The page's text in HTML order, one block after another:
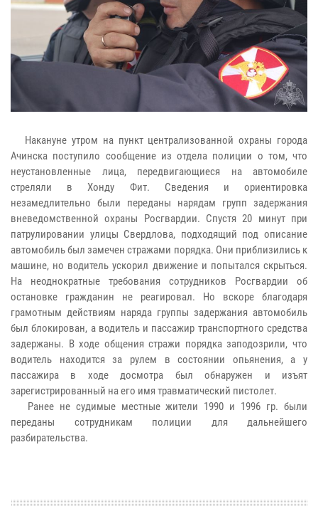
Накануне утром на пункт централизованной охраны города
Ачинска поступило сообщение из отдела полиции о том, что
неустановленные лица, передвигающиеся на автомобиле
стреляли в Хонду Фит. Сведения и ориентировка
незамедлительно были переданы нарядам групп задержания
вневедомственной охраны Росгвардии. Спустя 20 минут при
патрулировании улицы Свердлова, подходящий под описание
автомобиль был замечен стражами порядка. Они приблизились к
машине, но водитель ускорил движение и попытался скрыться.
На неоднократные требования сотрудников Росгвардии об
остановке гражданин не реагировал. Но вскоре благодаря
грамотным действиям наряда группы задержания автомобиль
был блокирован, а водитель и пассажир транспортного средства
задержаны. В ходе общения стражи порядка заподозрили, что
водитель находится за рулем в состоянии опьянения, а у
пассажира в ходе досмотра был обнаружен и изъят
зарегистрированный на его имя травматический пистолет.
Ранее не судимые местные жители 1990 и 1996 гр. были
переданы сотрудникам полиции для дальнейшего
разбирательства.